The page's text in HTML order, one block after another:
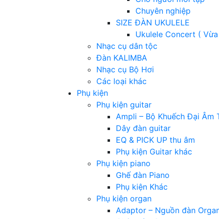
Chuyên nghiệp
SIZE ĐÀN UKULELE
Ukulele Concert ( Vừa
Nhạc cụ dân tộc
Đàn KALIMBA
Nhạc cụ Bộ Hơi
Các loại khác
Phụ kiện
Phụ kiện guitar
Ampli – Bộ Khuếch Đại Âm
Dây đàn guitar
EQ & PICK UP thu âm
Phụ kiện Guitar khác
Phụ kiện piano
Ghế đàn Piano
Phụ kiện Khác
Phụ kiện organ
Adaptor – Nguồn đàn